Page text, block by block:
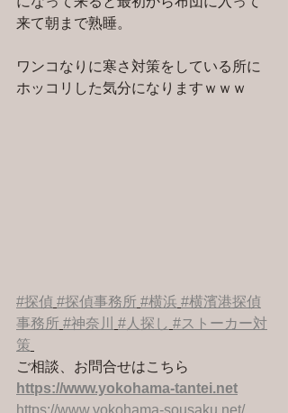
来て朝まで熟睡。
ワンコなりに寒さ対策をしている所に
ホッコリした気分になりますｗｗｗ
#探偵 #探偵事務所 #横浜 #横濱港探偵
事務所 #神奈川 #人探し #ストーカー対
策
ご相談、お問合せはこちら
https://www.yokohama-tantei.net
https://www.yokohama-sousaku.net/